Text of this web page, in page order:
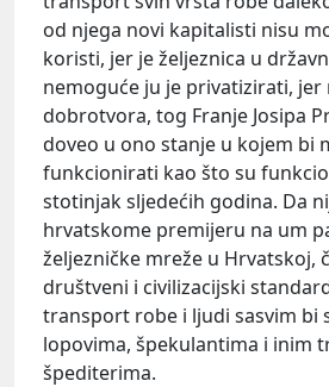
od njega novi kapitalisti nisu
koristi, jer je željeznica u
nemoguće ju je privatizirati, jer
dobrotvora, tog Franje Josipa
doveo u ono stanje u kojem bi
funkcionirati kao što su
stotinjak sljedećih godina. Da
hrvatskome premijeru na um
željezničke mreže u Hrvatskoj,
društveni i civilizacijski
transport robe i ljudi sasvim bi
lopovima, špekulantima i inim
špediterima.